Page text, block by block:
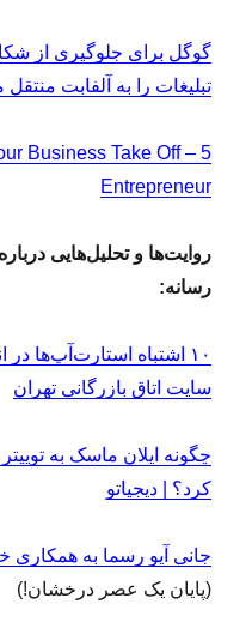
گوگل برای جلوگیری از
تبلیغات را به آلفابت منتقل
Business Take Off –
Entrepreneur
روایت‌ها و تحلیل‌هایی
رسانه:
۱۰ اشتباه استارت‌آپ‌ها
سایت اتاق بازرگانی تهران
چگونه ایلان ماسک به
کرد؟ | دیجیاتو
جانی آیو رسما به همکاری
(پایان یک عصر درخشان!)